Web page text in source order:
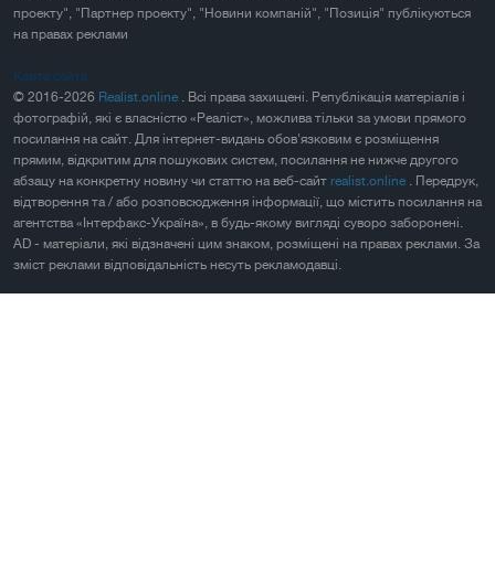
проекту", "Партнер проекту", "Новини компаній", "Позиція" публікуються
на правах реклами
Карта сайта
© 2016-2026 Realist.online . Всі права захищені. Републікація матеріалів і
фотографій, які є власністю «Реаліст», можлива тільки за умови прямого
посилання на сайт. Для інтернет-видань обов'язковим є розміщення
прямим, відкритим для пошукових систем, посилання не нижче другого
абзацу на конкретну новину чи статтю на веб-сайт realist.online . Передрук,
відтворення та / або розповсюдження інформації, що містить посилання на
агентства «Інтерфакс-Україна», в будь-якому вигляді суворо заборонені.
AD - матеріали, які відзначені цим знаком, розміщені на правах реклами. За
зміст реклами відповідальність несуть рекламодавці.